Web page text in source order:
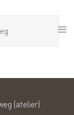
(atelier)